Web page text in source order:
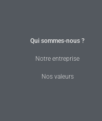
Qui sommes-nous ?
Notre entreprise
Nos valeurs